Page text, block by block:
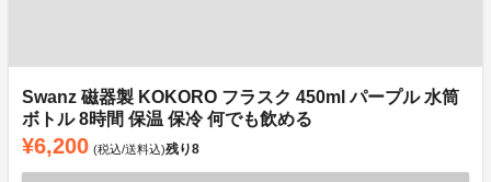
Swanz 磁器製 KOKORO フラスク 450ml パープル 水筒
ボトル 8時間 保温 保冷 何でも飲める
¥6,200 (税込/送料込)残り8